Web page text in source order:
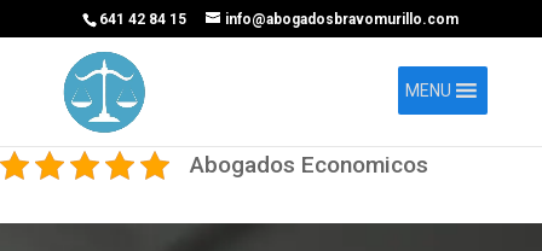
641 42 84 15 info@abogadosbravomurillo.com
MENU
Abogados Economicos